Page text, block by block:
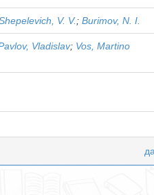
V. V.; Burimov, N. I.
Vladislav; Vos, Маrtino